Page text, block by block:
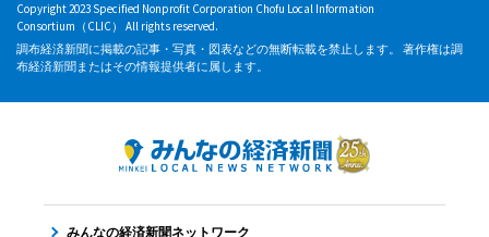
Copyright 2023 Specified Nonprofit Corporation Chofu Local Information
Consortium（CLIC） All rights reserved.
調布経済新聞に掲載の記事・写真・図表などの無断転載を禁止します。 著作権は調
布経済新聞またはその情報提供者に属します。
みんなの経済新聞ネットワーク